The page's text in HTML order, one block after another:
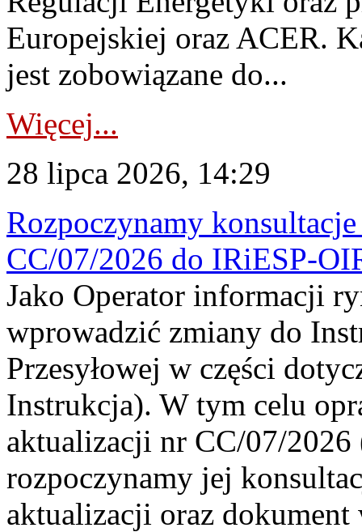
Europejskiej oraz ACER.
jest zobowiązane do...
Więcej...
28 lipca 2026, 14:29
Rozpoczynamy
CC/07/2026 do IRiESP-
Jako Operator informacji
wprowadzić zmiany do
Przesyłowej w części
Instrukcja). W tym celu
aktualizacji nr CC/07/
rozpoczynamy jej
aktualizacji oraz